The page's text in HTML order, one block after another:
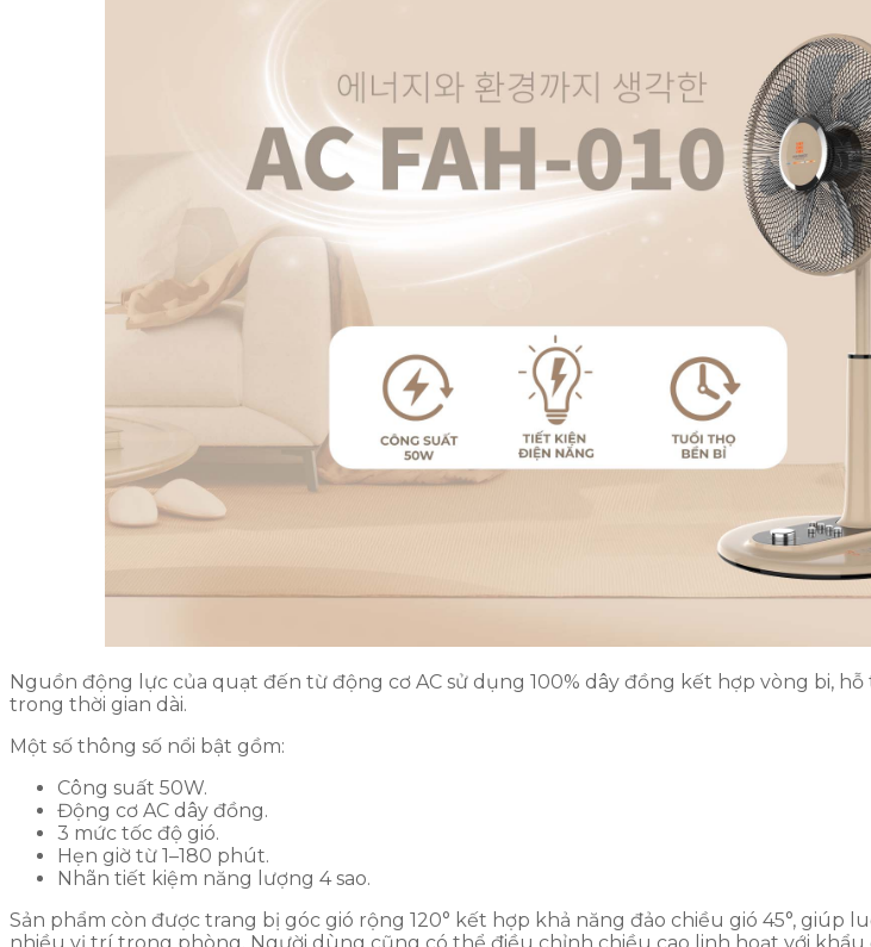
Nguồn động lực của quạt đến từ động cơ AC sử dụng 100% dây đồng kết hợp vòng bi,
trong thời gian dài.
Một số thông số nổi bật gồm:
Công suất 50W.
Động cơ AC dây đồng.
3 mức tốc độ gió.
Hẹn giờ từ 1–180 phút.
Nhãn tiết kiệm năng lượng 4 sao.
Sản phẩm còn được trang bị góc gió rộng 120° kết hợp khả năng đảo chiều gió 45°, giúp